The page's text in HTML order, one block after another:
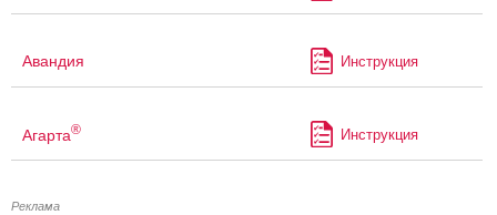
Авандия Инструкция
Агарта® Инструкция
Реклама